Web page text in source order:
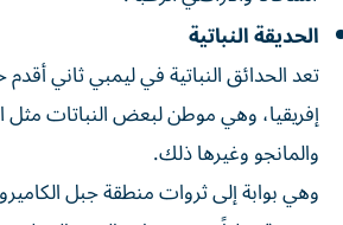
الحديقة النباتية
تعد الحدائق النباتية في ليمبي ثاني
إفريقيا، وهي موطن لبعض النباتات مثل
والمانجو وغيرها ذلك.
وهي بوابة إلى ثروات منطقة جبل